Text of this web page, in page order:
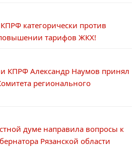
категорически против
тарифов ЖКХ!
КПРФ Александр Наумов принял
регионального
думе направила вопросы к
Рязанской области